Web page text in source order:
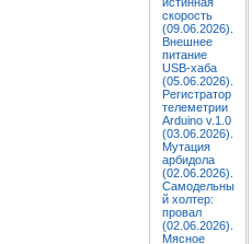
скорость
(09.06.2026).
Внешнее
питание
USB-хаба
(05.06.2026).
Регистратор
телеметрии
Arduino v.1.0
(03.06.2026).
Мутация
арбидола
(02.06.2026).
Самодельны
й холтер:
провал
(02.06.2026).
Мясное